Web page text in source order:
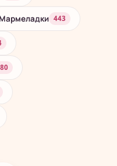
Мармеладки 443